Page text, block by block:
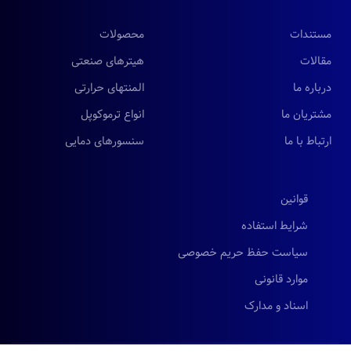
مستندات
مقالات
درباره ما
مشتریان ما
ارتباط با ما
محصولات
هیترهای صنعتی
المنتهای حرارتی
انواع ترموکوپل
سنسورهای دمایی
قوانین
شرایط استفاده
سیاست حفظ حریم خصوصی
موارد قانونی
اسناد و مدارک